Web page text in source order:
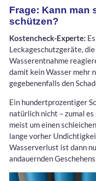
Frage: Kann man
schützen?
Kostencheck-Experte:
Leckageschutzgeräte,
Wasserentnahme
damit kein Wasser mehr
gegebenenfalls den
Ein hundertprozentiger
natürlich nicht – zumal
meist um einen
lange vorher
Wasserverlust ist dann
andauernden